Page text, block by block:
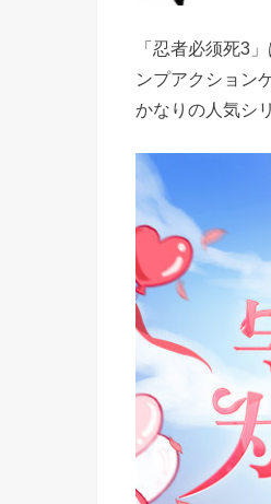
「忍者必须死3
ンプアクション
かなりの人気シ